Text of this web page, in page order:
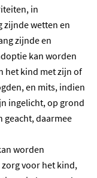
in
zijnde wetten en
zijnde en
kan worden
het kind met zijn of
en mits, indien
ingelicht, op grond
geacht, daarmee
worden
voor het kind,